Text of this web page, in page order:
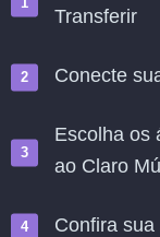
Transferir
Conecte
Escolha os
ao Claro
Confira